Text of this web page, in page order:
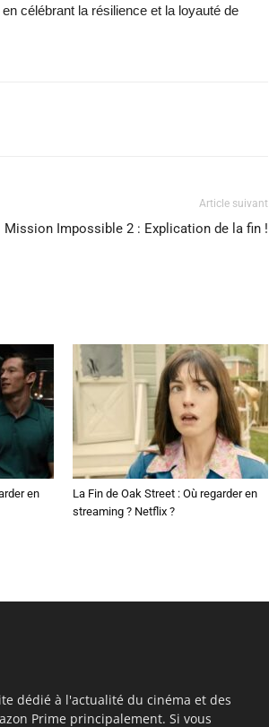
célébrant la résilience et la loyauté de
Article suivant
Mission Impossible 2 : Explication de la fin !
en
La Fin de Oak Street : Où regarder en
streaming ? Netflix ?
dédié à l'actualité du cinéma et des
Prime principalement. Si vous